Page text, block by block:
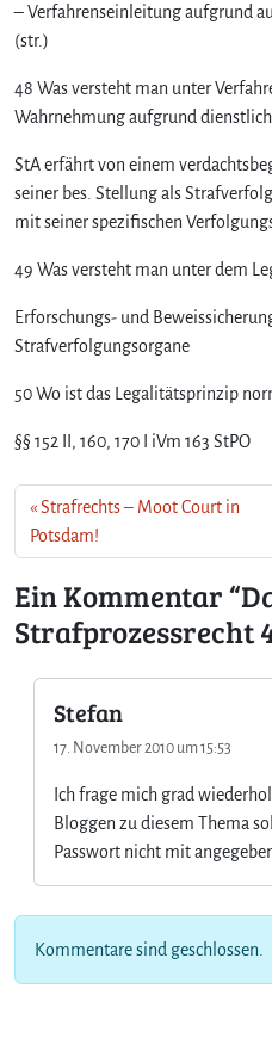
– Verfahrenseinleitung aufgrund
(str.)
48 Was versteht man unter
Wahrnehmung aufgrund
StA erfährt von einem
seiner bes. Stellung als
mit seiner spezifischen
49 Was versteht man unter dem
Erforschungs- und
Strafverfolgungsorgane
50 Wo ist das Legalitätsprinzip
§§ 152 II, 160, 170 I iVm 163 StPO
Strafrechts – Moot Court in
Potsdam!
Ein Kommentar
Strafprozessrecht
Stefan
17. November 2010 um 15:53
Ich frage mich grad
Bloggen zu diesem Thema
Passwort nicht mit
Kommentare sind geschlossen.